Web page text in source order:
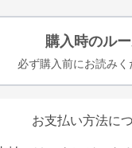
購入時のル
必ず購入前にお読みく
お支払い方法に